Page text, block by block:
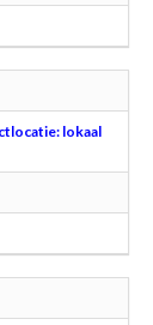
lokaal